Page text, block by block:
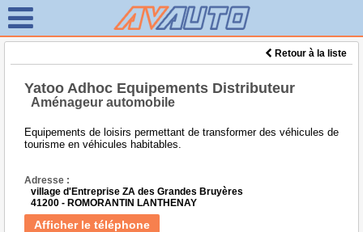
Retour à la liste
Yatoo Adhoc Equipements Distributeur
Aménageur automobile
Equipements de loisirs permettant de transformer des véhicules de
tourisme en véhicules habitables.
Adresse :
village d'Entreprise ZA des Grandes Bruyères
41200 - ROMORANTIN LANTHENAY
Afficher le téléphone